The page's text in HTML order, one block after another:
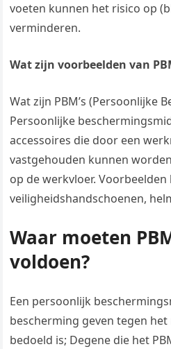
voeten kunnen het risico op
verminderen.
Wat zijn voorbeelden van
Wat zijn PBM’s (Persoonlijke
Persoonlijke
accessoires die door een
vastgehouden kunnen
op de werkvloer. Voorbeelden
veiligheidshandschoenen,
Waar moeten
voldoen?
Een persoonlijk
bescherming geven tegen
bedoeld is; Degene die het